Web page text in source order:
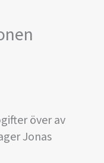
över av
Jonas